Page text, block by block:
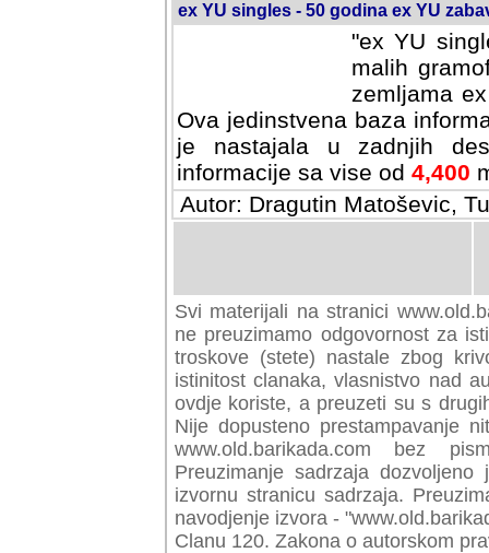
ex YU singles - 50 godina ex YU
"ex YU
malih
zemljama
Ova jedinstvena baza
je nastajala u zadnjih
informacije sa vise od 4,400
Autor: Dragutin Matoševic,
Svi materijali na stranici
preuzimamo odgovornost za
troskove (stete) nastale zbog
istinitost clanaka, vlasnistvo nad
ovdje koriste, a preuzeti su s
Nije dopusteno prestampavanje
www.old.barikada.com bez
Preuzimanje sadrzaja
izvornu stranicu sadrzaja.
navodjenje izvora -
Clanu 120. Zakona o autorskom